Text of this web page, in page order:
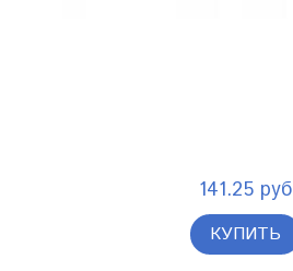
141.25 руб
КУПИТЬ